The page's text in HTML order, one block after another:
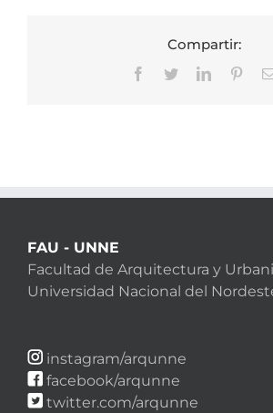
Compartir:
Facebook
TwitterLinkedIn
FAU - UNNE
Facultad de Arquitectura y
Universidad Nacional del
instagram/arqunne
facebook/arqunne
twitter.com/arqunne